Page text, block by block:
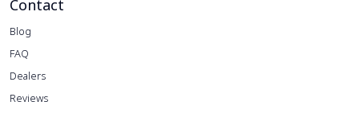
Contact
Blog
FAQ
Dealers
Reviews